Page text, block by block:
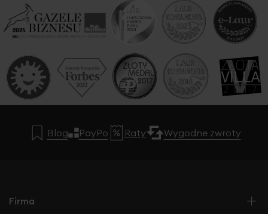
Blog PayPo Raty Wygodne zwroty
Firma